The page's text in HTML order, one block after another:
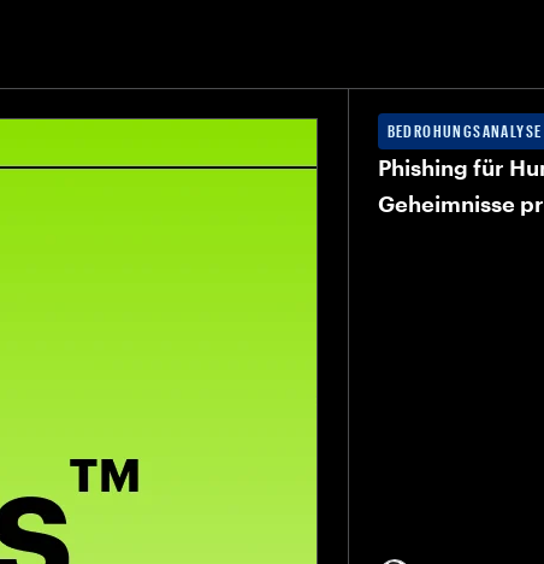
BEDROHUNGSANALYSE
Phishing für
Geheimnisse